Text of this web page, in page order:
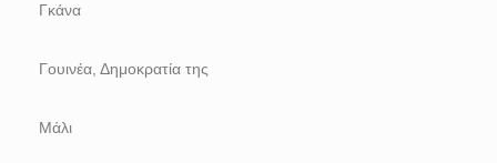
Γκάνα
Γουινέα, Δημοκρατία της
Μάλι